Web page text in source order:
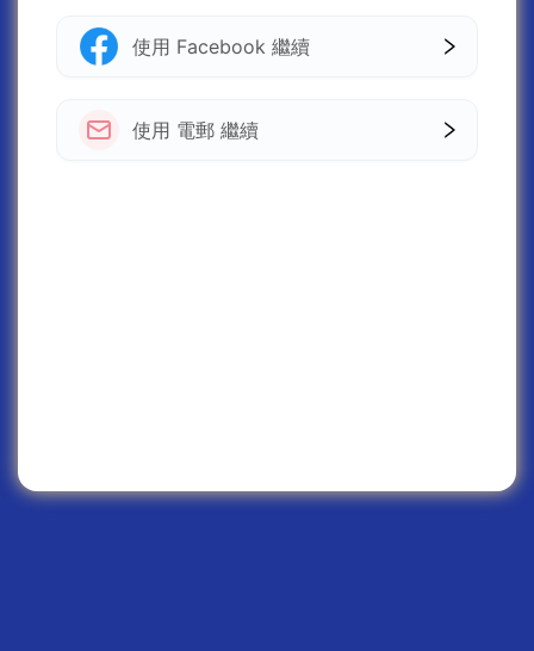
使用 Facebook 繼續
使用 電郵 繼續